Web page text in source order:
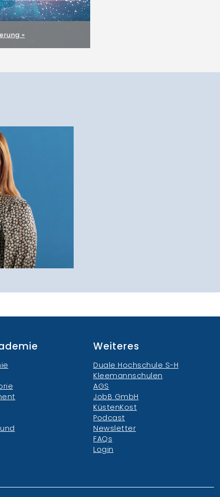
»
Weiteres
Duale Hochschule S-H
Kleemannschulen
AGS
JobB GmbH
KüstenKost
Podcast
Newsletter
FAQs
Login